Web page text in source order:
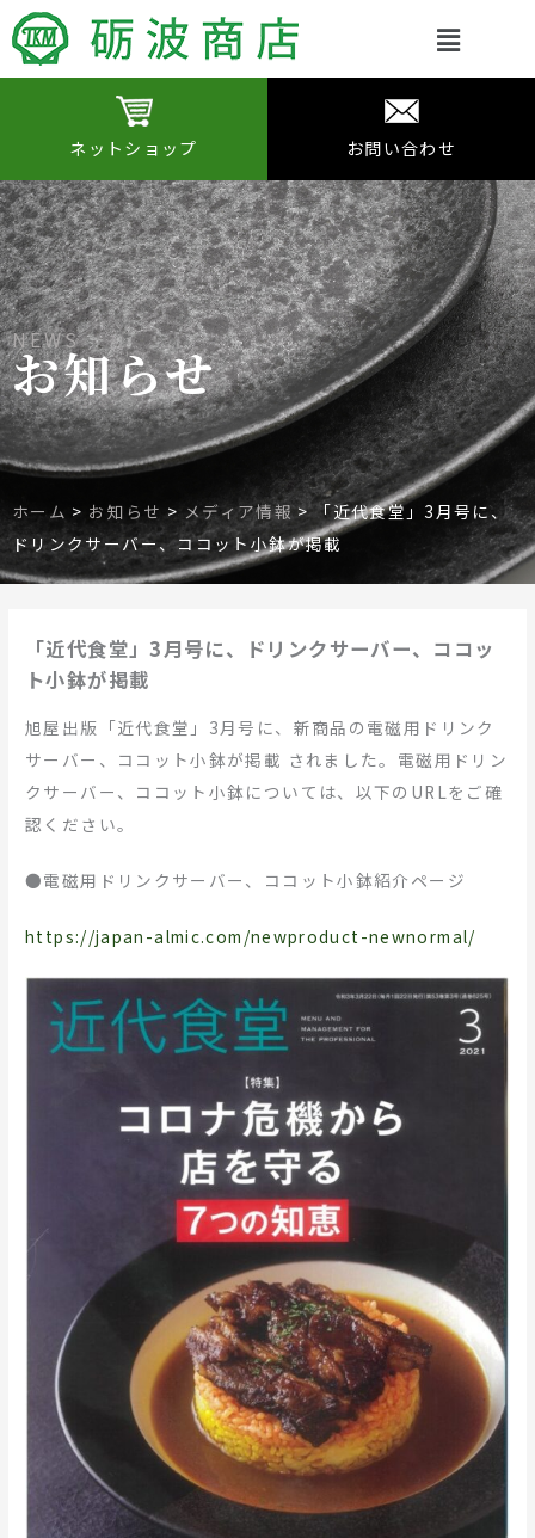
Main
Menu
ネットショップ お問い合わせ
NEWS
お知らせ
ホーム > お知らせ > メディア情報> 「近代食堂」3月号に、
ドリンクサーバー、ココット小鉢が掲載
「近代食堂」3月号に、ドリンクサーバー、ココッ
ト小鉢が掲載
旭屋出版「近代食堂」3月号に、新商品の電磁用ドリンク
サーバー、ココット小鉢が掲載 されました。電磁用ドリン
クサーバー、ココット小鉢については、以下のURLをご確
認ください。
●電磁用ドリンクサーバー、ココット小鉢紹介ページ
https://japan-almic.com/newproduct-newnormal/